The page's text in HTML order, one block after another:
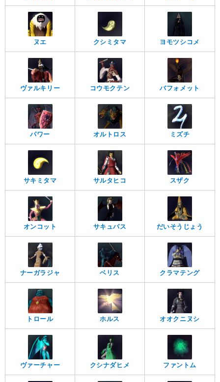
ヌエ クシミタマ ヨモツシコメ
ヴァルキリー コウモクテン バフォメット
パワー オルトロス ミズチ
サキミタマ サルタヒコ スザク
オンコット サキュバス だいそうじょう
ナーガラジャ ベリス クラマテング
トロール ホルス オオクニヌシ
ヴァーチャー クシナダヒメ ファントム